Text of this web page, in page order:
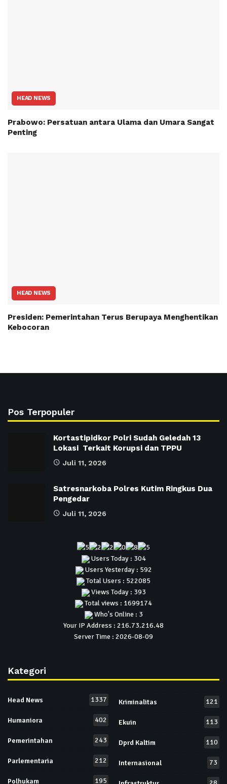
HEAD NEWS
Prabowo: Persatuan antara Ulama dan Umara Sangat
Penting
HEAD NEWS
Presiden: Pemerintahan Terus Berupaya Menghentikan
Kebocoran
Pos Terpopuler
Kortastipidkor Polri Sudah Geledah 13
Lokasi Terkait Korupsi dan TPPU
Juli 11, 2026
Satresnarkoba Polres Kutim Ringkus Dua
Pengedar
Juli 11, 2026
Users Today : 304
Users Yesterday : 592
Total Users : 522085
Views Today : 393
Total views : 1699174
Who's Online : 3
Your IP Address : 216.73.216.48
Server Time : 2026-08-09
Kategori
Head News 1337
Humaniora 402
Pemerintahan 243
Parlementaria 212
Polhukam 195
Kriminalitas 121
Ekuin 113
Dprd Kaltim 110
Internasional 73